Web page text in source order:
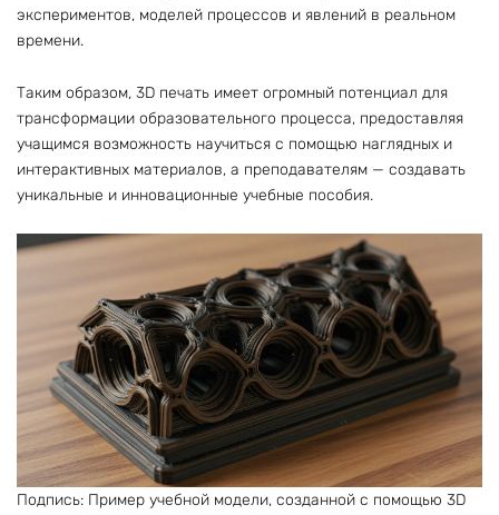
экспериментов, моделей процессов и явлений в реальном
времени.
Таким образом, 3D печать имеет огромный потенциал для
трансформации образовательного процесса, предоставляя
учащимся возможность научиться с помощью наглядных и
интерактивных материалов, а преподавателям — создавать
уникальные и инновационные учебные пособия.
Подпись: Пример учебной модели, созданной с помощью 3D